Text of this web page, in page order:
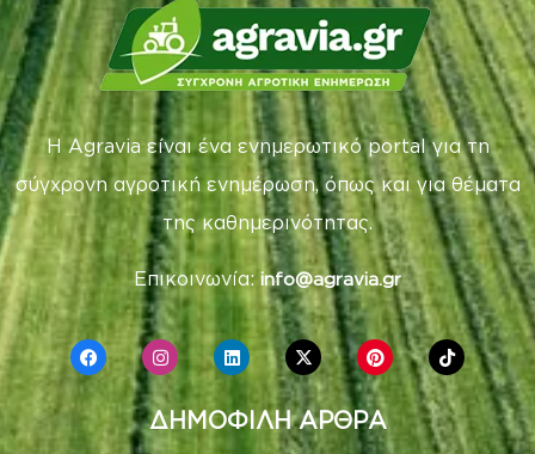
Η Agravia είναι ένα ενημερωτικό portal για τη
σύγχρονη αγροτική ενημέρωση, όπως και για θέματα
της καθημερινότητας.
Επικοινωνία: info@agravia.gr
ΔΗΜΟΦΙΛΗ ΑΡΘΡΑ